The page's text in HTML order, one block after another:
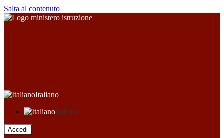
Salta al contenuto
Italiano
Italiano
Accedi